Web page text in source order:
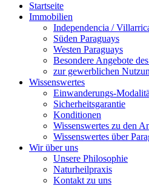
Startseite
Immobilien
Independencia /
Süden Paraguays
Westen Paraguays
Besondere Angebote
zur gewerblichen
Wissenswertes
Einwanderungs-
Sicherheitsgarantie
Konditionen
Wissenswertes zu den
Wissenswertes über
Wir über uns
Unsere Philosophie
Naturheilpraxis
Kontakt zu uns